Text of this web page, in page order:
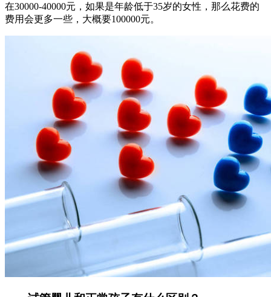
在30000-40000元，如果是年龄低于35岁的女性，那么花费的
费用会更多一些，大概要100000元。